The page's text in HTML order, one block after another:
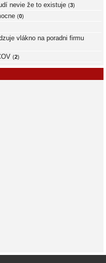
nevie že to existuje (3)
(0)
vlákno na poradni firmu
(2)